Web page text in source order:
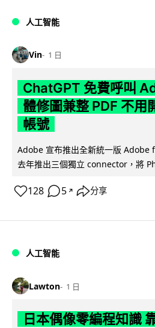
人工智能
Vin 1 日
ChatGPT 免費呼叫
體修圖兼整 PDF 不用
帳號
Adobe 宣布推出全新統一版 Adobe
去年推出三個獨立 connector，將
128 5 ↗ 分享
人工智能
Lawton 1 日
日本偶像零編程知識